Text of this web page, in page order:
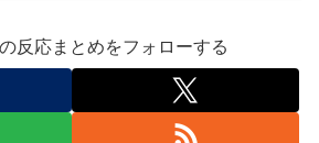
反応まとめをフォローする